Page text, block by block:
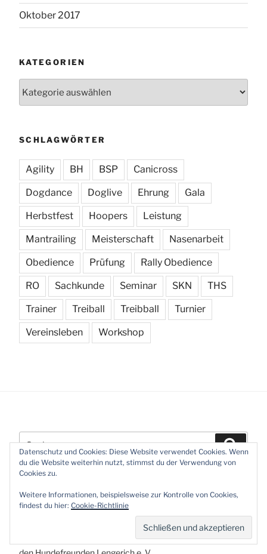
Oktober 2017
KATEGORIEN
SCHLAGWÖRTER
Agility BH BSP Canicross
Dogdance Doglive Ehrung Gala
Herbstfest Hoopers Leistung
Mantrailing Meisterschaft Nasenarbeit
Obedience Prüfung Rally Obedience
RO Sachkunde Seminar SKN THS
Trainer Treiball Treibball Turnier
Vereinsleben Workshop
nach:
Suchen
Mit Ü80-Power durch den Parcours
Vereinsbericht – Bundessiegerprüfung Treibball 2026 bei
Datenschutz und Cookies: Diese Website verwendet Cookies. Wenn
du die Website weiterhin nutzt, stimmst du der Verwendung von
Cookies zu.
Weitere Informationen, beispielsweise zur Kontrolle von Cookies,
findest du hier: Cookie-Richtlinie